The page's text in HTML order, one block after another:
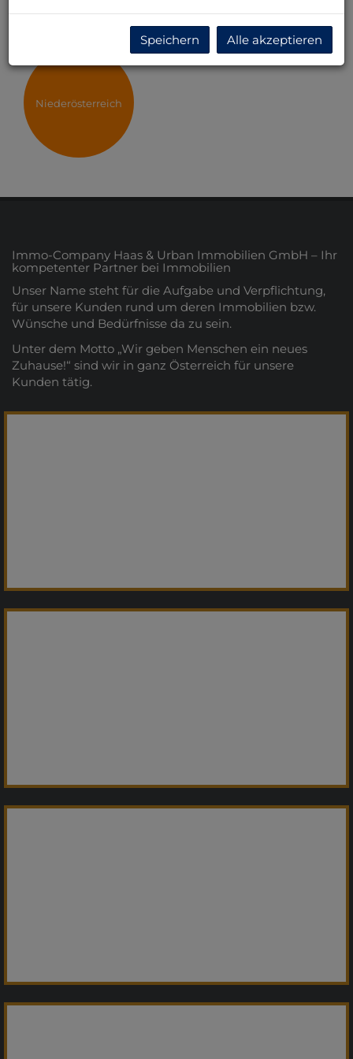
Niederösterreich
Immo-Company Haas & Urban Immobilien GmbH – Ihr
kompetenter Partner bei Immobilien
Unser Name steht für die Aufgabe und Verpflichtung,
für unsere Kunden rund um deren Immobilien bzw.
Wünsche und Bedürfnisse da zu sein.
Unter dem Motto „Wir geben Menschen ein neues
Zuhause!“ sind wir in ganz Österreich für unsere
Kunden tätig.
Speichern Alle akzeptieren